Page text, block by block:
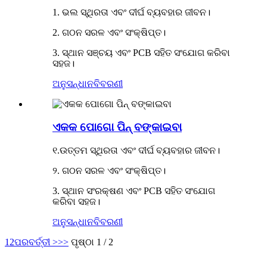
1. ଭଲ ସ୍ଥିରତା ଏବଂ ଦୀର୍ଘ ବ୍ୟବହାର ଜୀବନ।
2. ଗଠନ ସରଳ ଏବଂ ସଂକ୍ଷିପ୍ତ।
3. ସ୍ଥାନ ସଞ୍ଚୟ ଏବଂ PCB ସହିତ ସଂଯୋଗ କରିବା
ସହଜ।
ଅନୁସନ୍ଧାନବିବରଣୀ
ଏକକ ପୋଗୋ ପିନ୍ ବଙ୍କାଇବା
୧.ଉତ୍ତମ ସ୍ଥିରତା ଏବଂ ଦୀର୍ଘ ବ୍ୟବହାର ଜୀବନ।
୨. ଗଠନ ସରଳ ଏବଂ ସଂକ୍ଷିପ୍ତ।
3. ସ୍ଥାନ ସଂରକ୍ଷଣ ଏବଂ PCB ସହିତ ସଂଯୋଗ
କରିବା ସହଜ।
ଅନୁସନ୍ଧାନବିବରଣୀ
1 2ପରବର୍ତ୍ତୀ >>> ପୃଷ୍ଠା 1 / 2